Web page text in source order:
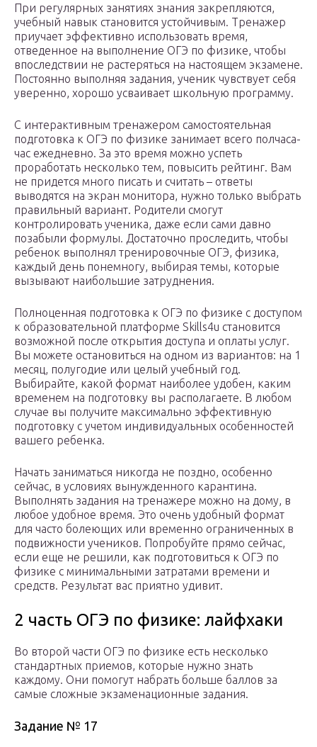
При регулярных занятиях знания закрепляются,
учебный навык становится устойчивым. Тренажер
приучает эффективно использовать время,
отведенное на выполнение ОГЭ по физике, чтобы
впоследствии не растеряться на настоящем экзамене.
Постоянно выполняя задания, ученик чувствует себя
уверенно, хорошо усваивает школьную программу.
С интерактивным тренажером самостоятельная
подготовка к ОГЭ по физике занимает всего полчаса-
час ежедневно. За это время можно успеть
проработать несколько тем, повысить рейтинг. Вам
не придется много писать и считать – ответы
выводятся на экран монитора, нужно только выбрать
правильный вариант. Родители смогут
контролировать ученика, даже если сами давно
позабыли формулы. Достаточно проследить, чтобы
ребенок выполнял тренировочные ОГЭ, физика,
каждый день понемногу, выбирая темы, которые
вызывают наибольшие затруднения.
Полноценная подготовка к ОГЭ по физике с доступом
к образовательной платформе Skills4u становится
возможной после открытия доступа и оплаты услуг.
Вы можете остановиться на одном из вариантов: на 1
месяц, полугодие или целый учебный год.
Выбирайте, какой формат наиболее удобен, каким
временем на подготовку вы располагаете. В любом
случае вы получите максимально эффективную
подготовку с учетом индивидуальных особенностей
вашего ребенка.
Начать заниматься никогда не поздно, особенно
сейчас, в условиях вынужденного карантина.
Выполнять задания на тренажере можно на дому, в
любое удобное время. Это очень удобный формат
для часто болеющих или временно ограниченных в
подвижности учеников. Попробуйте прямо сейчас,
если еще не решили, как подготовиться к ОГЭ по
физике с минимальными затратами времени и
средств. Результат вас приятно удивит.
2 часть ОГЭ по физике: лайфхаки
Во второй части ОГЭ по физике есть несколько
стандартных приемов, которые нужно знать
каждому. Они помогут набрать больше баллов за
самые сложные экзаменационные задания.
Задание № 17